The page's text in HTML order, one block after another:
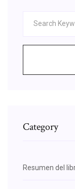
Category
Resumen del